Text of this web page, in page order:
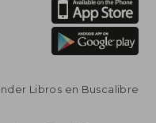
Libros en Buscalibre